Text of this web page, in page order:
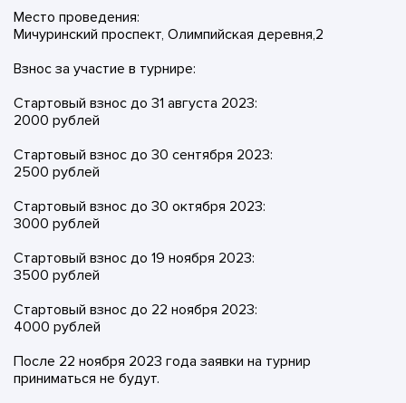
Место проведения:
Мичуринский проспект, Олимпийская деревня,2
Взнос за участие в турнире:
Стартовый взнос до 31 августа 2023:
2000 рублей
Стартовый взнос до 30 сентября 2023:
2500 рублей
Стартовый взнос до 30 октября 2023:
3000 рублей
Стартовый взнос до 19 ноября 2023:
3500 рублей
Стартовый взнос до 22 ноября 2023:
4000 рублей
После 22 ноября 2023 года заявки на турнир
приниматься не будут.